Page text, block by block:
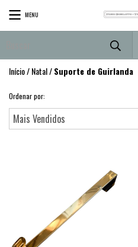
MENU
Início/Natal/Suporte de Guirlanda
Ordenar por: